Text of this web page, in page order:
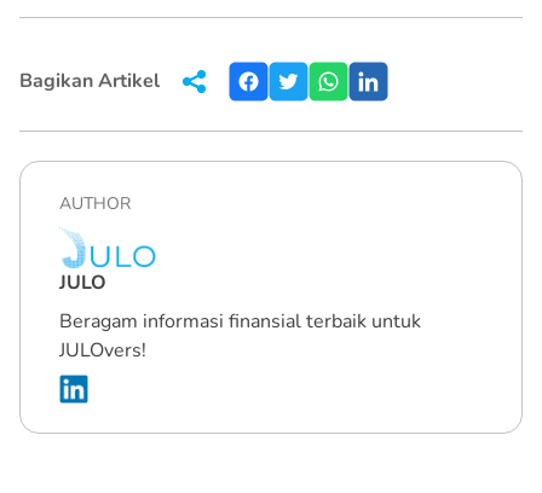
Bagikan Artikel
AUTHOR
JULO
Beragam informasi finansial terbaik untuk
JULOvers!